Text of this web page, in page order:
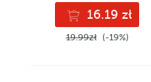
16.19 zł
19.99zł (-19%)